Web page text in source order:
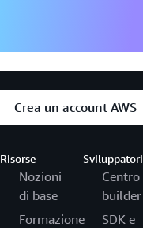
Crea un account AWS
Risorse
Nozioni
di base
Formazione
Sviluppatori
Centro
builder
SDK e